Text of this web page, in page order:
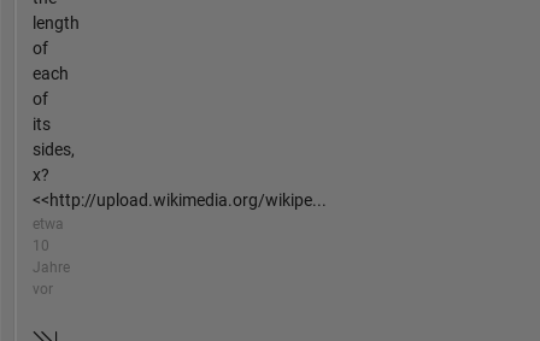
length
of
each
of
its
sides,
x?
<<http://upload.wikimedia.org/wikipe...
etwa
10
Jahre
vor